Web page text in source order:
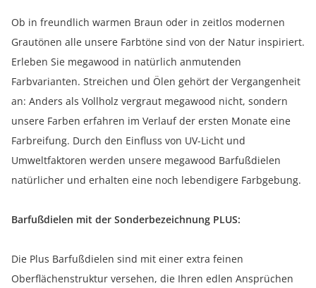
Ob in freundlich warmen Braun oder in zeitlos modernen
Grautönen alle unsere Farbtöne sind von der Natur inspiriert.
Erleben Sie megawood in natürlich anmutenden
Farbvarianten. Streichen und Ölen gehört der Vergangenheit
an: Anders als Vollholz vergraut megawood nicht, sondern
unsere Farben erfahren im Verlauf der ersten Monate eine
Farbreifung. Durch den Einfluss von UV-Licht und
Umweltfaktoren werden unsere megawood Barfußdielen
natürlicher und erhalten eine noch lebendigere Farbgebung.
Barfußdielen mit der Sonderbezeichnung PLUS:
Die Plus Barfußdielen sind mit einer extra feinen
Oberflächenstruktur versehen, die Ihren edlen Ansprüchen